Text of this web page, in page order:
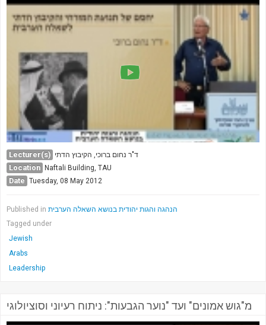
Lecturer(s) ד"ר נחום ברוכי, הקיבוץ הדתי
Location Naftali Building, TAU
Date Tuesday, 08 May 2012
Published in הנהגה והגות יהודית בנושא השאלה הערבית
Tagged under
Jewish
Arabs
Leadership
מ"גוש אמונים" ועד "נוער הגבעות": ניתוח רעיוני וסוציולוגי